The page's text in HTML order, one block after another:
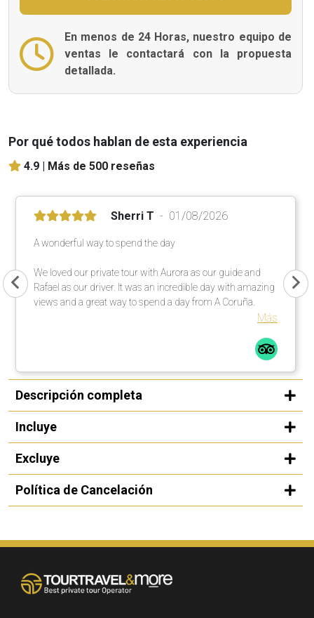
En menos de 24 Horas, nuestro equipo de
ventas le contactará con la propuesta
detallada.
Por qué todos hablan de esta experiencia
4.9 | Más de 500 reseñas
Sherri T 01/08/2026
A wonderful way to spend the day
We loved our private tour with Aurora as our guide and
Rafael as our driver. It was an incredible day with amazing
views and a great way to spend a day from A Coruña.
Más
Descripción completa
Incluye
Excluye
Política de Cancelación